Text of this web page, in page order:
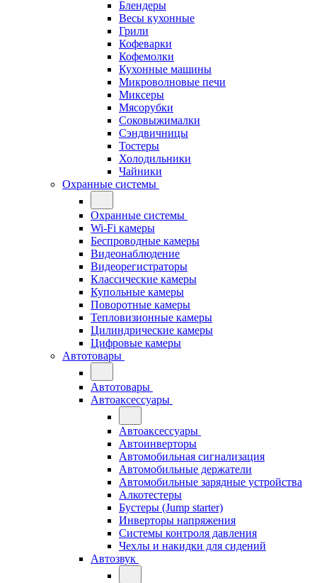
Блендеры
Весы кухонные
Грили
Кофеварки
Кофемолки
Кухонные машины
Микроволновые печи
Миксеры
Мясорубки
Соковыжималки
Сэндвичницы
Тостеры
Холодильники
Чайники
Охранные системы
Охранные системы
Wi-Fi камеры
Беспроводные камеры
Видеонаблюдение
Видеорегистраторы
Классические камеры
Купольные камеры
Поворотные камеры
Тепловизионные камеры
Цилиндрические камеры
Цифровые камеры
Автотовары
Автотовары
Автоаксессуары
Автоаксессуары
Автоинверторы
Автомобильная сигнализация
Автомобильные держатели
Автомобильные зарядные устройства
Алкотестеры
Бустеры (Jump starter)
Инверторы напряжения
Системы контроля давления
Чехлы и накидки для сидений
Автозвук